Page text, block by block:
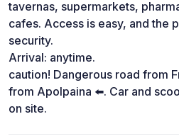
tavernas, supermarkets,
cafes. Access is easy, and the
security.
Arrival: anytime.
caution! Dangerous road from
from Apolpaina ⬅️. Car and
on site.